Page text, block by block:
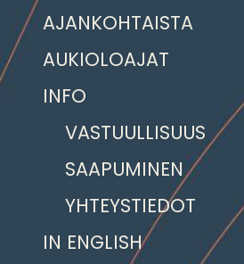
AJANKOHTAISTA
AUKIOLOAJAT
INFO
VASTUULLISUUS
SAAPUMINEN
YHTEYSTIEDOT
IN ENGLISH